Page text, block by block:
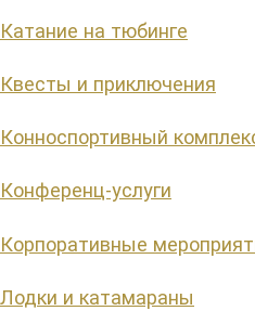
Катание на тюбинге
Квесты и приключения
Конноспортивный
Конференц-услуги
Корпоративные
Лодки и катамараны